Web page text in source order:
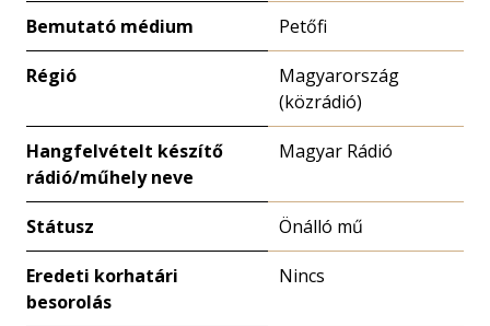
Bemutató médium Petőfi
Régió
Magyarország
(közrádió)
Hangfelvételt készítő
rádió/műhely neve
Magyar Rádió
Státusz Önálló mű
Eredeti korhatári
besorolás
Nincs